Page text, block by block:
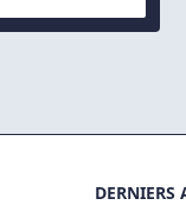
DERNIERS